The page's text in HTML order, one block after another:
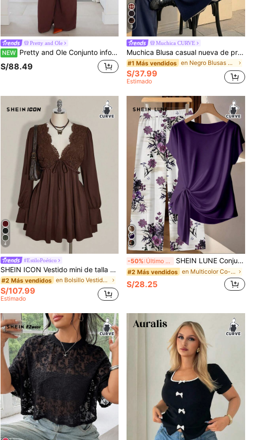
Pretty and Ole
NEW Pretty and Ole Conjunto informal de primavera/verano para mujer con diseño de hebilla metálica de un solo hombro: nueva blusa de manga corta fluida de verano + pantalón ancho de cintura alta de dos piezas, elegante y estilizador traje de oficina profesional
S/88.49
9
Muchica CURVE
Muchica Blusa casual nueva de primavera/verano para salidas, uso diario, fiestas, desplazamientos, bodas, festivales de música, vuelta al colegio, graduación, vacaciones en la playa, ropa de calle, ropa de estar en casa, visitas a tiendas, paseos por la ciudad, multiusos, prenda exterior o para capas, cuello chino, manga media, escote en V profundo, con abertura, ceñida a la cintura, negro, talla grande
#1 Más vendidos en Negro Blusas De Talla Grande
S/37.99
Estimado
4
#EstiloPoético
SHEIN ICON Vestido mini de talla grande de unicolor casual con parches de encaje para mujer, ropa de otoño
#2 Más vendidos en Bolsillo Vestidos De Talla Grande
S/107.99
Estimado
-50% Último día SHEIN LUNE Conjunto de 2 piezas de mujer con estampado floral boho en color púrpura oscuro, blusa de manga corta con lazo anudado y pantalones de pierna recta, atuendo casual elegante para uso diario
#2 Más vendidos en Multicolor Co-Ords de Talla Grande
S/28.25